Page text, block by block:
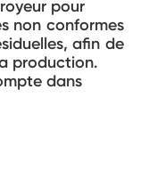
pour
non conformes
afin de
production.
dans